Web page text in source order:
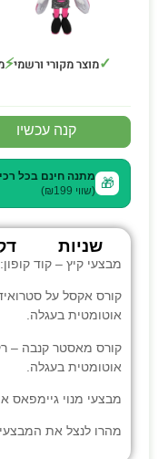
✓מוצר מקורי ורשמי⚡
קנה עכשיו
🎁 מתנה חינם בכל
(שווי ₪199)
שניות
מבצעי קיץ – קוד קופון:
קורס אקסל על
אוטומטית בעגלה.
קורס מאסטר קנבה
אוטומטית בעגלה.
מבצעי מנוי גיימפאס
מהרו לנצל את